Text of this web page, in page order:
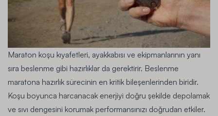
Maraton koşu kıyafetleri, ayakkabısı ve ekipmanlarının yanı
sıra beslenme gibi hazırlıklar da gerektirir. Beslenme
maratona hazırlık sürecinin en kritik bileşenlerinden biridir.
Koşu boyunca harcanacak enerjiyi doğru şekilde depolamak
ve sıvı dengesini korumak performansınızı doğrudan etkiler.